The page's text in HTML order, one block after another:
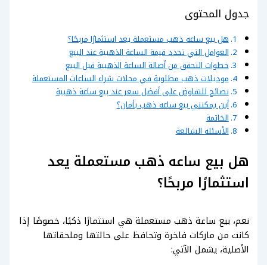
جدول المحتوى
هل بيع ساعه ذهب مستعملة يعد استثمارًا مربحًا؟
العوامل التي تحدد قيمة الساعة الذهبية عند البيع
خطوات التحقق من أصالة الساعة الذهبية قبل البيع
موديلات ذهب مطلوبة في محلات شراء الساعات المستعملة
نصائح للتفاوض على أفضل سعر عند بيع ساعة ذهبية
أين يمكنني بيع ساعه ذهب بأمان؟
الخاتمة
الأسئلة الشائعة
هل بيع ساعه ذهب مستعملة يعد
استثمارًا مربحًا؟
نعم، بيع ساعة ذهب مستعملة هي استثمارًا ذكيًا، خصوصًا إذا
كانت من ماركات فاخرة وتحافظ على حالتها وملحقاتها
الأصلية، يشمل الآتي: